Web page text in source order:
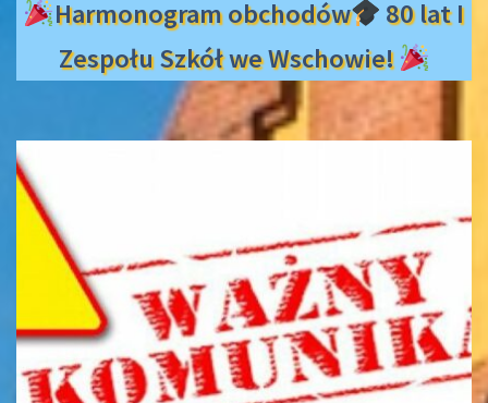
Harmonogram obchodów
80 lat I
Zespołu Szkół we Wschowie!